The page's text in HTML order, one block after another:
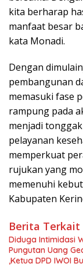
kita berharap
manfaat besar
kata Monadi.
Dengan
pembangunan
memasuki fase
rampung pada
menjadi
pelayanan
memperkuat
rujukan yang
memenuhi
Kabupaten
Berita Terkait
Diduga Intimidasi
Pungutan Uang
,Ketua DPD IWOI